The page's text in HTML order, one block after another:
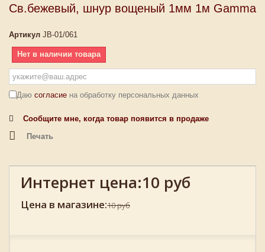
Св.бежевый, шнур вощеный 1мм 1м Gamma
Артикул JB-01/061
Нет в наличии товара
Даю согласие на обработку персональных данных
Сообщите мне, когда товар появится в продаже
Печать
Интернет цена:10 руб
Цена в магазине:10 руб